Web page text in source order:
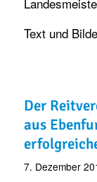
Text und
Der
aus
7. Dezember